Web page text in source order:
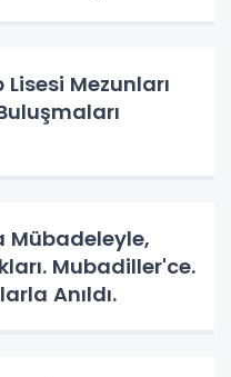
Mezunları
Mübadeleyle,
Mubadiller'ce.
Anıldı.